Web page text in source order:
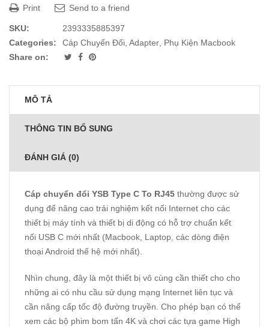
Print Send to a friend
SKU:
2393335885397
Categories:
Cáp Chuyển Đổi, Adapter, Phụ Kiện Macbook
Share on:
MÔ TẢ
THÔNG TIN BỔ SUNG
ĐÁNH GIÁ (0)
Cáp chuyển đổi YSB Type C To RJ45 thường được sử
dụng để nâng cao trải nghiệm kết nối Internet cho các
thiết bị máy tính và thiết bị di động có hỗ trợ chuẩn kết
nối USB C mới nhất (Macbook, Laptop, các dòng điện
thoại Android thế hệ mới nhất).
Nhìn chung, đây là một thiết bị vô cùng cần thiết cho cho
những ai có nhu cầu sử dụng mạng Internet liên tục và
cần nâng cấp tốc độ đường truyền. Cho phép bạn có thể
xem các bộ phim bom tấn 4K và chơi các tựa game High